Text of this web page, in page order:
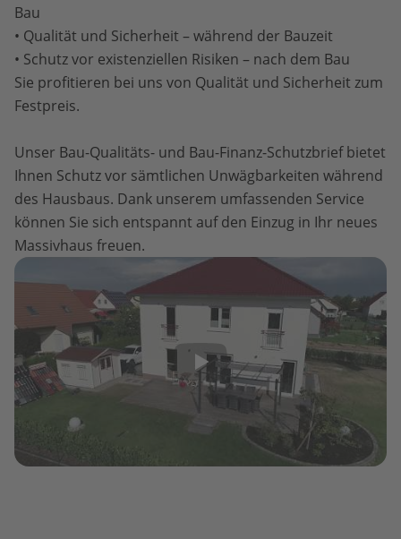
Bau
• Qualität und Sicherheit – während der Bauzeit
• Schutz vor existenziellen Risiken – nach dem Bau
Sie profitieren bei uns von Qualität und Sicherheit zum
Festpreis.
Unser Bau-Qualitäts- und Bau-Finanz-Schutzbrief bietet
Ihnen Schutz vor sämtlichen Unwägbarkeiten während
des Hausbaus. Dank unserem umfassenden Service
können Sie sich entspannt auf den Einzug in Ihr neues
Massivhaus freuen.